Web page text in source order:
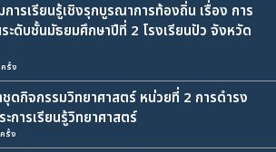
ารเรียนรู้เชิงรุกบูรณาการท้องถิ่น เรื่อง การ
ะดับชั้นมัธยมศึกษาปีที่ 2 โรงเรียนปัว จังหวัด
ครั้ง
ดกิจกรรมวิทยาศาสตร์ หน่วยที่ 2 การดำรง
การเรียนรู้วิทยาศาสตร์
รั้ง